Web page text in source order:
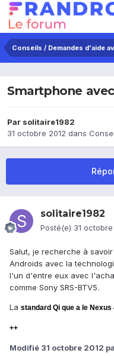
Conseils / Demandes d'aide
Smartphone
Par solitaire1982
31 octobre 2012 dans
solitaire1982
Posté(e) 31 octobre
Salut, je recherche à
Androids avec la
l'un d'entre eux avec
comme Sony SRS-BTV5.
La standard Qi que a le
++
Modifié 31 octobre 2012